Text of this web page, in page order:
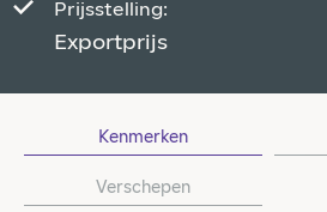
Prijsstelling:
Exportprijs
Kenmerken
Verschepen